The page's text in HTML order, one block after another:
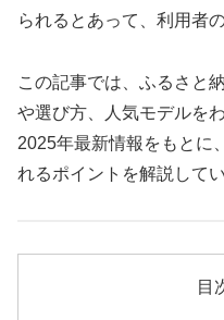
られるとあって、利用者
この記事では、ふるさと
や選び方、人気モデルを
2025年最新情報をもとに
れるポイントを解説して
目